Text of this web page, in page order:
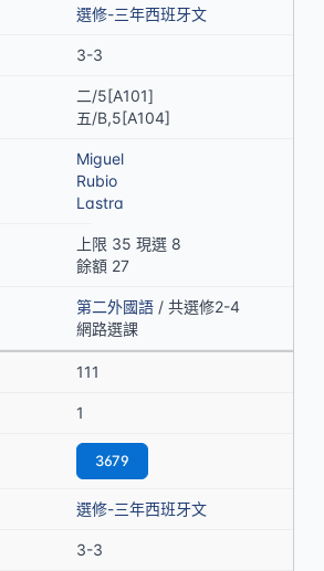
選修-三年西班牙文
3-3
二/5[A101]
五/B,5[A104]
Miguel
Rubio
Lastra
上限 35 現選 8
餘額 27
第二外國語 / 共選修2-4
網路選課
111
1
3679
選修-三年西班牙文
3-3